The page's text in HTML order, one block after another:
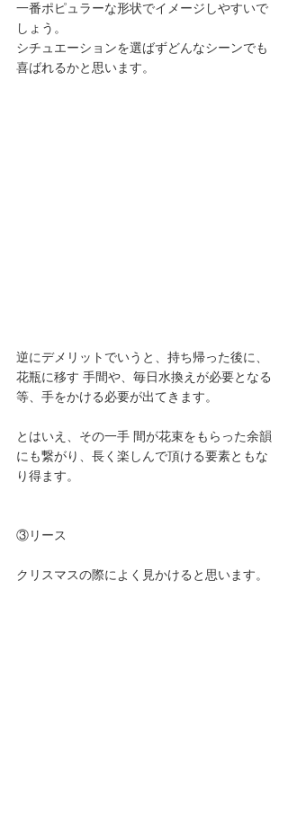
一番ポピュラーな形状でイメージしやすいで
しょう。
シチュエーションを選ばずどんなシーンでも
喜ばれるかと思います。
逆にデメリットでいうと、持ち帰った後に、
花瓶に移す 手間や、毎日水換えが必要となる
等、手をかける必要が出てきます。
とはいえ、その一手 間が花束をもらった余韻
にも繋がり、長く楽しんで頂ける要素ともな
り得ます。
③リース
クリスマスの際によく見かけると思います。